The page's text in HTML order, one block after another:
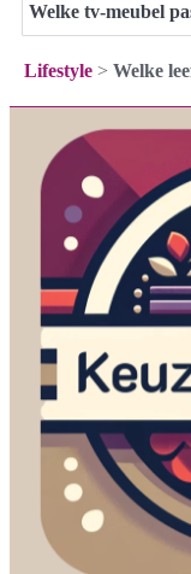
Welke tv-meubel
Lifestyle> Welke